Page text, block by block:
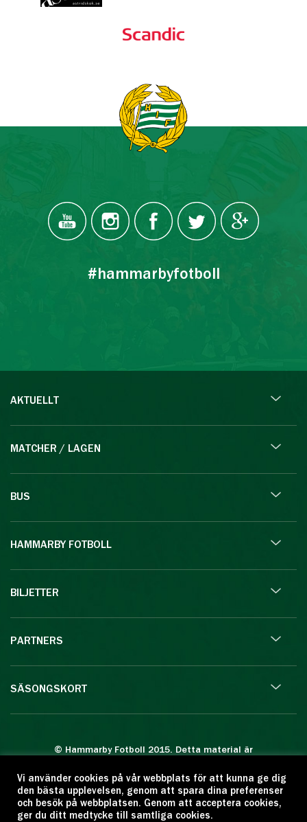
#hammarbyfotboll
AKTUELLT
MATCHER / LAGEN
BUS
HAMMARBY FOTBOLL
BILJETTER
PARTNERS
SÄSONGSKORT
© Hammarby Fotboll 2015. Detta material är
Eftertryck eller annan kopiering är förbjuden.
Citera oss gärna men ange källan:
www.hammarbyfotboll.se. Ansvarig utgivare:
Vi använder cookies på vår webbplats för att kunna ge dig
den bästa upplevelsen, genom att spara dina preferenser
och besök på webbplatsen. Genom att acceptera cookies,
ger du ditt medtycke till samtliga cookies.